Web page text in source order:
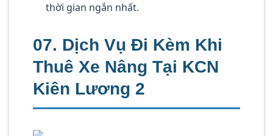
thời gian ngắn nhất.
07. Dịch Vụ Đi Kèm Khi
Thuê Xe Nâng Tại KCN
Kiên Lương 2